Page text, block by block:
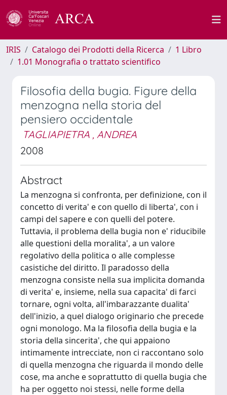
IRIS Catalogo dei Prodotti della Ricerca
1 Libro
1.01 Monografia o trattato scientifico
Filosofia della bugia. Figure della
menzogna nella storia del
pensiero occidentale
TAGLIAPIETRA , ANDREA
2008
Abstract
La menzogna si confronta, per definizione, con il
concetto di verita' e con quello di liberta', con i
campi del sapere e con quelli del potere.
Tuttavia, il problema della bugia non e' riducibile
alle questioni della moralita', a un valore
regolativo della politica o alle complesse
casistiche del diritto. Il paradosso della
menzogna consiste nella sua implicita domanda
di verita' e, insieme, nella sua capacita' di farci
tornare, ogni volta, all'imbarazzante dualita'
dell'inizio, a quel dialogo originario che precede
ogni monologo. Ma la filosofia della bugia e la
storia della sincerita', che qui appaiono
intimamente intrecciate, non ci raccontano solo
di quella menzogna che riguarda il mondo delle
cose, ma anche e soprattutto di quella bugia che
ha per oggetto noi stessi, nelle forme della